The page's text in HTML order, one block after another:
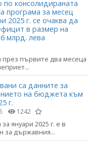
по консолидираната
програма за месец
2025 г. се очаква да
в размер на
млрд. лева
първите два месеца
са данните за
на бюджета към
г.
1242
януари 2025 г. е в
за държавния...